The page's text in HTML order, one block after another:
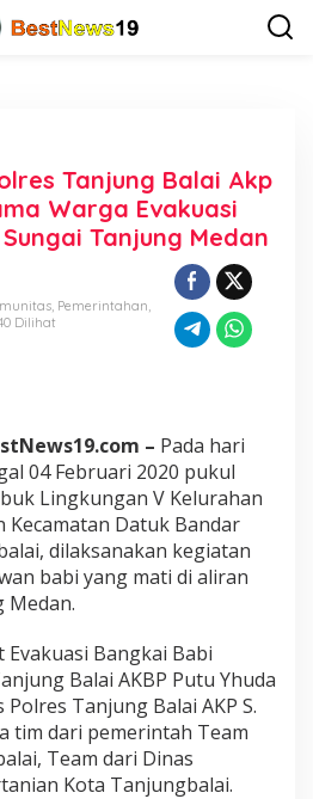
Tanjung Balai Akp
Warga Evakuasi
Tanjung Medan
, Pemerintahan,
Dilihat
– Pada hari
04 Februari 2020 pukul
Lingkungan V Kelurahan
Kecamatan Datuk Bandar
dilaksanakan kegiatan
babi yang mati di aliran
Medan.
Bangkai Babi
Balai AKBP Putu Yhuda
Tanjung Balai AKP S.
tim dari pemerintah Team
Team dari Dinas
Kota Tanjungbalai.